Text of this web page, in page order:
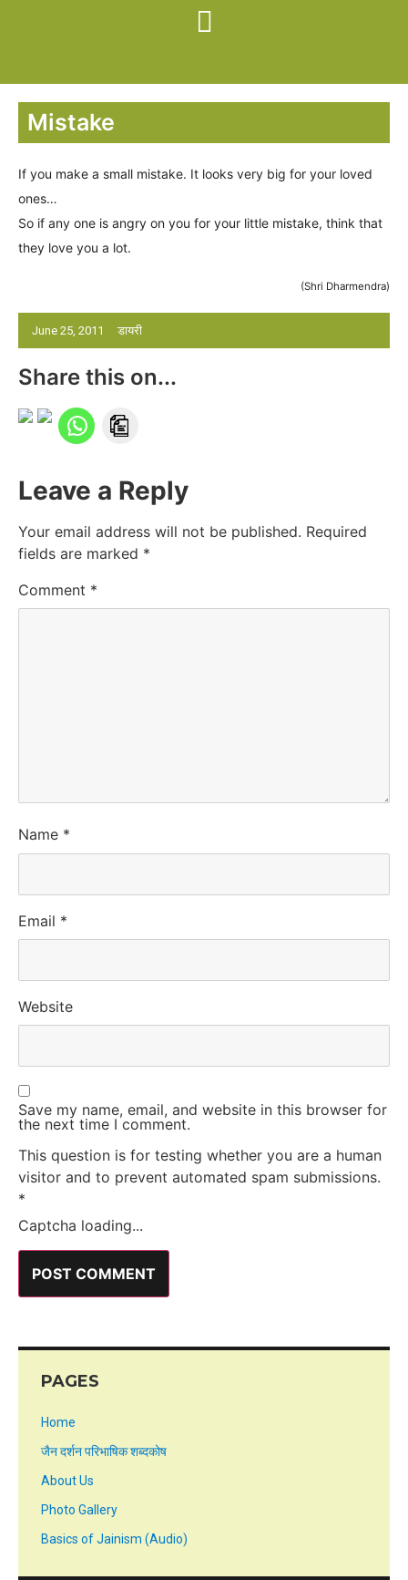
Mistake
June 25, 2011 डायरी
If you make a small mistake. It looks very big for your loved
ones…
So if any one is angry on you for your little mistake, think that
they love you a lot.
(Shri Dharmendra)
Share this on...
Leave a Reply
Your email address will not be published. Required
fields are marked *
Comment *
Name *
Email *
Website
Save my name, email, and website in this browser for
the next time I comment.
This question is for testing whether you are a human
visitor and to prevent automated spam submissions.
*
Captcha loading...
PAGES
Home
जैन दर्शन परिभाषिक शब्दकोष
About Us
Photo Gallery
Basics of Jainism (Audio)